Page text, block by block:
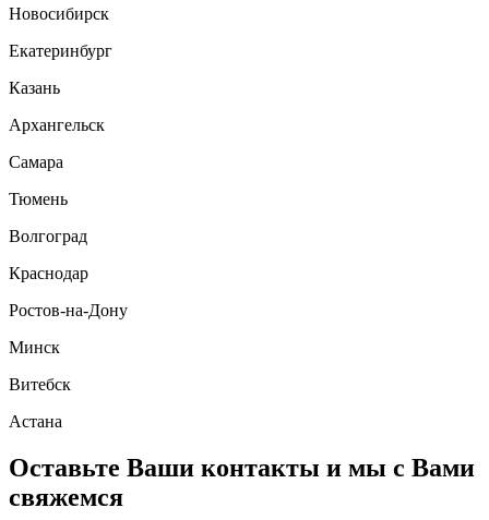
Новосибирск
Екатеринбург
Казань
Архангельск
Самара
Тюмень
Волгоград
Краснодар
Ростов-на-Дону
Минск
Витебск
Астана
Оставьте Ваши контакты и мы с Вами
свяжемся